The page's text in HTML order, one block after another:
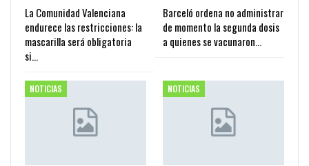
La Comunidad Valenciana
endurece las restricciones: la
mascarilla será obligatoria
si…
Barceló ordena no administrar
de momento la segunda dosis
a quienes se vacunaron…
NOTICIAS NOTICIAS